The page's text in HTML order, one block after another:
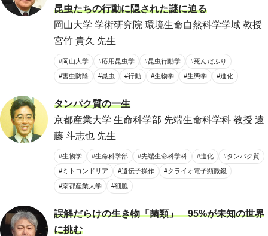
昆虫たちの行動に隠された謎に迫る
岡山大学 学術研究院 環境生命自然科学学域 教授
宮竹 貴久 先生
#岡山大学 #応用昆虫学 #昆虫行動学 #死んだふり
#害虫防除 #昆虫 #行動 #生物学 #生態学 #進化
タンパク質の一生
京都産業大学 生命科学部 先端生命科学科 教授 遠
藤 斗志也 先生
#生物学 #生命科学部 #先端生命科学科 #進化 #タンパク質
#ミトコンドリア #遺伝子操作 #クライオ電子顕微鏡
#京都産業大学 #細胞
誤解だらけの生き物「菌類」 95%が未知の世界
に挑む